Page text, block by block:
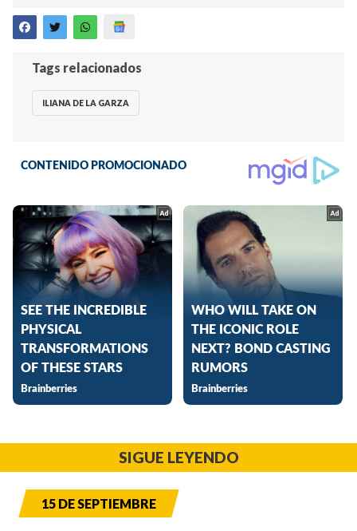
Tags relacionados
ILIANA DE LA GARZA
SIGUE LEYENDO
15 DE SEPTIEMBRE